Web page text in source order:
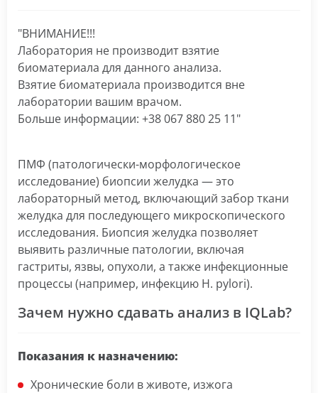
"ВНИМАНИЕ!!!
Лаборатория не производит взятие
биоматериала для данного анализа.
Взятие биоматериала производится вне
лаборатории вашим врачом.
Больше информации: +38 067 880 25 11"
ПМФ (патологически-морфологическое
исследование) биопсии желудка — это
лабораторный метод, включающий забор ткани
желудка для последующего микроскопического
исследования. Биопсия желудка позволяет
выявить различные патологии, включая
гастриты, язвы, опухоли, а также инфекционные
процессы (например, инфекцию H. pylori).
Зачем нужно сдавать анализ в IQLab?
Показания к назначению:
Хронические боли в животе, изжога